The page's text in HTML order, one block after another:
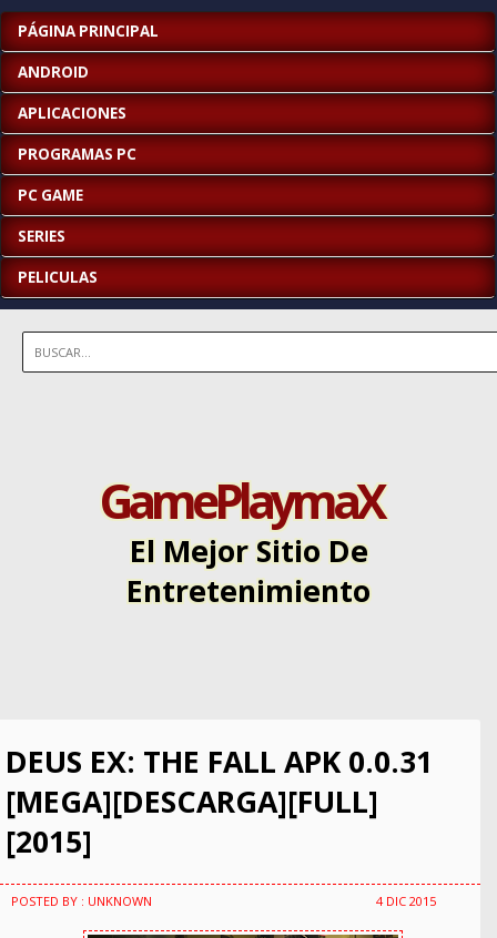
PÁGINA PRINCIPAL
ANDROID
APLICACIONES
PROGRAMAS PC
PC GAME
SERIES
PELICULAS
GamePlaymaX
El Mejor Sitio De
Entretenimiento
DEUS EX: THE FALL APK 0.0.31
[MEGA][DESCARGA][FULL]
[2015]
POSTED BY : UNKNOWN 4 DIC 2015